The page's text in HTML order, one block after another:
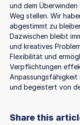
und dem Überwinden
Weg stellen. Wir
abgestimmt zu
Dazwischen bleibt
und kreatives
Flexibilität und
Verpflichtungen
Anpassungsfähigkeit
und begeistert von
Share this